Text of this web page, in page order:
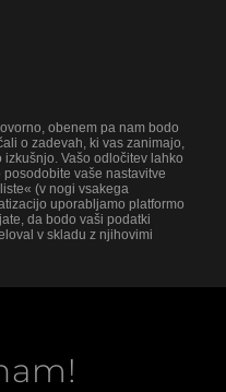
obenem pa nam bodo
o zadevah, ki vas zanimajo,
Vašo odločitev lahko
vaše nastavitve
(v nogi vsakega
uporabljamo platformo
da bodo vaši podatki
v skladu z njihovimi